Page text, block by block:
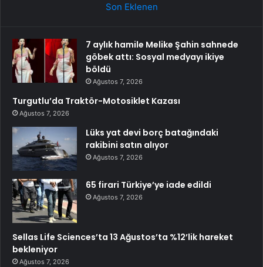
Son Eklenen
7 aylık hamile Melike Şahin sahnede
göbek attı: Sosyal medyayı ikiye
böldü
Ağustos 7, 2026
Turgutlu’da Traktör-Motosiklet Kazası
Ağustos 7, 2026
Lüks yat devi borç batağındaki
rakibini satın alıyor
Ağustos 7, 2026
65 firari Türkiye’ye iade edildi
Ağustos 7, 2026
Sellas Life Sciences’ta 13 Ağustos’ta %12’lik hareket
bekleniyor
Ağustos 7, 2026